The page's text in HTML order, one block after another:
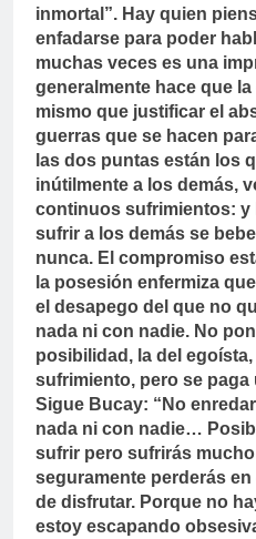
inmortal”. Hay quien
enfadarse para poder
muchas veces es una
generalmente hace que
mismo que justificar el
guerras que se hacen
las dos puntas están los
inútilmente a los demás,
continuos sufrimientos: y
sufrir a los demás se
nunca. El compromiso
la posesión enfermiza
el desapego del que no
nada ni con nadie. No
posibilidad, la del
sufrimiento, pero se paga
Sigue Bucay: “No
nada ni con nadie…
sufrir pero sufrirás
seguramente perderás
de disfrutar. Porque no
estoy escapando